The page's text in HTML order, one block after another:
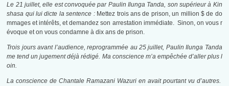
Le 21 juillet, elle est convoquée par Paulin Ilunga Tanda, son supérieur à Kin
shasa qui lui dicte la sentence : Mettez trois ans de prison, un million $ de do
mmages et intérêts, et demandez son arrestation immédiate. Sinon, on vous r
évoque et on vous condamne à dix ans de prison.
Trois jours avant l’audience, reprogrammée au 25 juillet, Paulin Ilunga Tanda
me tend un jugement déjà rédigé. Ma conscience m’a empêchée d’aller plus l
oin.
La conscience de Chantale Ramazani Wazuri en avait pourtant vu d’autres.